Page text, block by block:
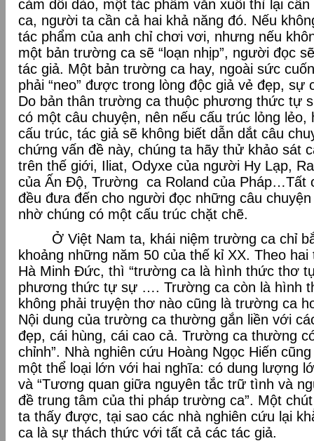
cảm dồi dào, một tác phẩm văn xuôi thì lại
ca, người ta cần cả hai khả năng đó. Nếu
tác phẩm của anh chỉ chơi vơi, nhưng nếu
một bản trường ca sẽ “loạn nhịp”, người đọc
tác giả. Một bản trường ca hay, ngoài sức
phải “neo” được trong lòng độc giả vẻ đẹp, sự
Do bản thân trường ca thuộc phương thức tự
có một câu chuyện, nên nếu cấu trúc lỏng lẻo,
cấu trúc, tác giả sẽ không biết dẫn dắt câu
chứng vấn đề này, chúng ta hãy thử khảo sát
trên thế giới, Iliat, Odyxe của người Hy Lạp,
của Ấn Độ, Trường ca Roland của Pháp…Tất
đều đưa đến cho người đọc những câu
nhờ chúng có một cấu trúc chặt chẽ.
Ở Việt Nam ta, khái niệm trường ca chỉ
khoảng những năm 50 của thế kỉ XX. Theo
Hà Minh Đức, thì “trường ca là hình thức thơ
phương thức tự sự …. Trường ca còn là hình
không phải truyện thơ nào cũng là trường ca
Nội dung của trường ca thường gắn liền với
đẹp, cái hùng, cái cao cả. Trường ca thường
chỉnh”. Nhà nghiên cứu Hoàng Ngọc Hiến
một thể loại lớn với hai nghĩa: có dung lượng
và “Tương quan giữa nguyên tắc trữ tình và
đề trung tâm của thi pháp trường ca”. Một
ta thấy được, tại sao các nhà nghiên cứu lại
ca là sự thách thức với tất cả các tác giả.